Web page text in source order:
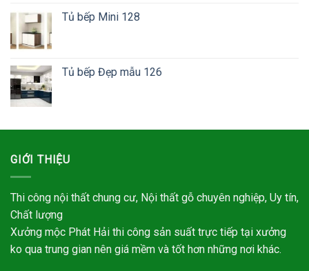
Tủ bếp Mini 128
Tủ bếp Đẹp mẫu 126
GIỚI THIỆU
Thi công nội thất chung cư, Nội thất gỗ chuyên nghiệp, Uy tín,
Chất lượng
Xưởng mộc Phát Hải thi công sản suất trực tiếp tại xưởng
ko qua trung gian nên giá mềm và tốt hơn những nơi khác.